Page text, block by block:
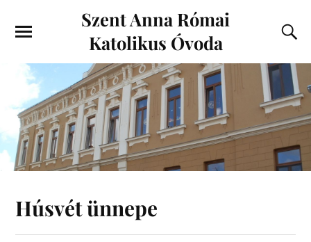
Szent Anna Római
Katolikus Óvoda
Húsvét ünnepe